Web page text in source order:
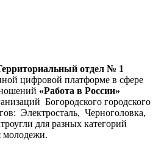
отдел № 1
цифровой платформе в сфере
«Работа в России»
Богородского городского
Электросталь, Черноголовка,
для разных категорий
молодежи.